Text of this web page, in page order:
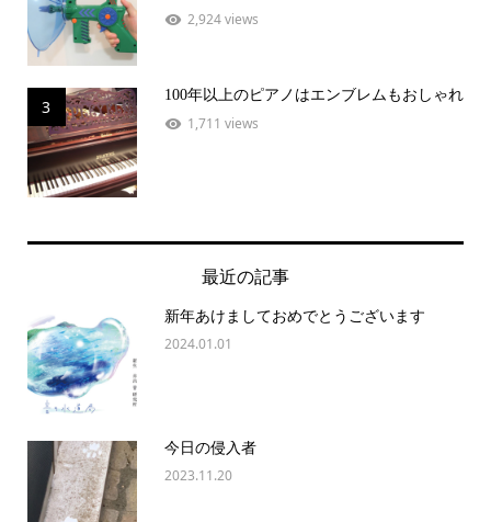
2,924 views
3
100年以上のピアノはエンブレムもおしゃれ
1,711 views
最近の記事
新年あけましておめでとうございます
2024.01.01
今日の侵入者
2023.11.20